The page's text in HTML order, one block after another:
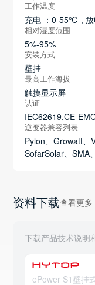
工作温度
充电 ：0-55℃ ,
相对湿度范围
5%-95%
安装方式
壁挂
最高工作海拔
触摸显示屏
认证
IEC62619,CE-
逆变器兼容列表
Pylon、Growatt、
SofarSolar、SMA
资料下载查看更多
下载产品技术说明
ePower S1壁挂